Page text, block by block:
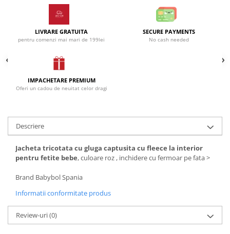
Incaltaminte
Pantaloni scurti/sorturi
Pijamale
Set 2/3 piese maneca lunga
Set 2/3 piese maneca scurta
Trening / Pantaloni sport
Tricouri maneca scurta
Colanti/Pantaloni sport
Costume baie/Accesorii plaja
Geci primavara
Incaltaminte
Palarii/Sepci vara
Pantaloni scurti/fuste/salopete
Paturici/Prosoape baie
Blugi/Pantaloni lungi
Caciuli/Seturi iarna
Camasi/Bluze/Sacouri
Colanti/Pantaloni sport
Dresuri/Sosete
Geci iarna/Veste
Incaltaminte
Pijamale
Pulovere/Bolero tricot
Set 2/3 piese maneca lunga
Trening/Pantaloni sport
Tricouri maneca lunga
LIVRARE GRATUITA
pentru comenzi mai mari de 199lei
SECURE PAYMENTS
No cash needed
IMPACHETARE PREMIUM
Oferi un cadou de neuitat celor dragi
Descriere
Jacheta tricotata cu gluga captusita cu fleece la interior
pentru fetite bebe, culoare roz , inchidere cu fermoar pe fata >
Brand Babybol Spania
Informatii conformitate produs
Review-uri(0)